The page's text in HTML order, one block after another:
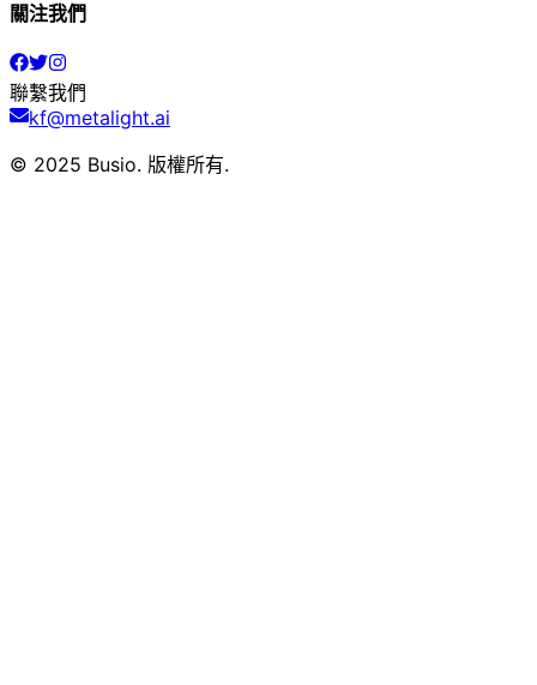
關注我們
聯繫我們
kf@metalight.ai
© 2025 Busio. 版權所有.